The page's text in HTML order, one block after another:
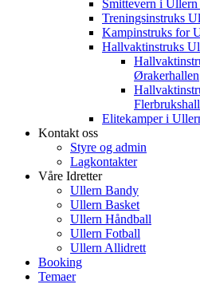
Smittevern i
Treningsinstruks
Kampinstruks for
Hallvaktinstruks
Ørakerhallen
Flerbrukshall
Elitekamper i
Kontakt oss
Styre og admin
Lagkontakter
Våre Idretter
Ullern Bandy
Ullern Basket
Ullern Håndball
Ullern Fotball
Ullern Allidrett
Booking
Temaer